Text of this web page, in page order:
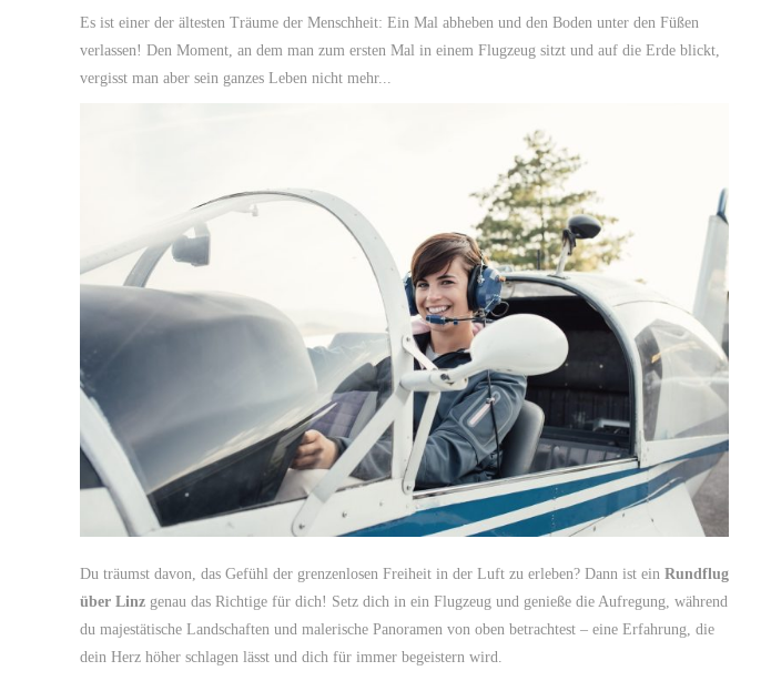
Es ist einer der ältesten Träume der Menschheit: Ein Mal abheben und den Boden unter den Füßen
verlassen! Den Moment, an dem man zum ersten Mal in einem Flugzeug sitzt und auf die Erde blickt,
vergisst man aber sein ganzes Leben nicht mehr...
Du träumst davon, das Gefühl der grenzenlosen Freiheit in der Luft zu erleben? Dann ist ein Rundflug
über Linz genau das Richtige für dich! Setz dich in ein Flugzeug und genieße die Aufregung, während
du majestätische Landschaften und malerische Panoramen von oben betrachtest – eine Erfahrung, die
dein Herz höher schlagen lässt und dich für immer begeistern wird.